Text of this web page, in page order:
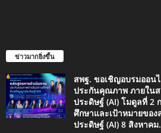
ข่าวมากยิ่งขึ้น
สพฐ. ขอเชิญอบรมออน
ประกันคุณภาพ ภายใน
ประดิษฐ์ (AI) โมดูลที่ 2
ศึกษาและเป้าหมายขอ
ประดิษฐ์ (AI) 8 สิงหาคม